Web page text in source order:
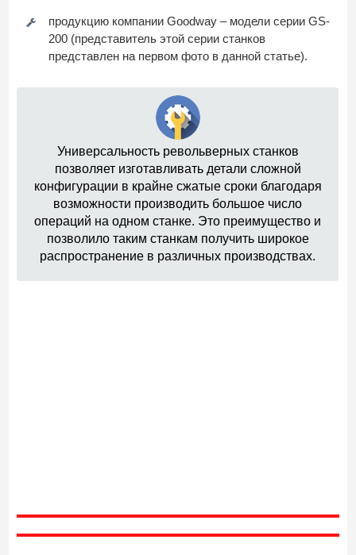
продукцию компании Goodway – модели серии GS-
200 (представитель этой серии станков
представлен на первом фото в данной статье).
Универсальность револьверных станков
позволяет изготавливать детали сложной
конфигурации в крайне сжатые сроки благодаря
возможности производить большое число
операций на одном станке. Это преимущество и
позволило таким станкам получить широкое
распространение в различных производствах.